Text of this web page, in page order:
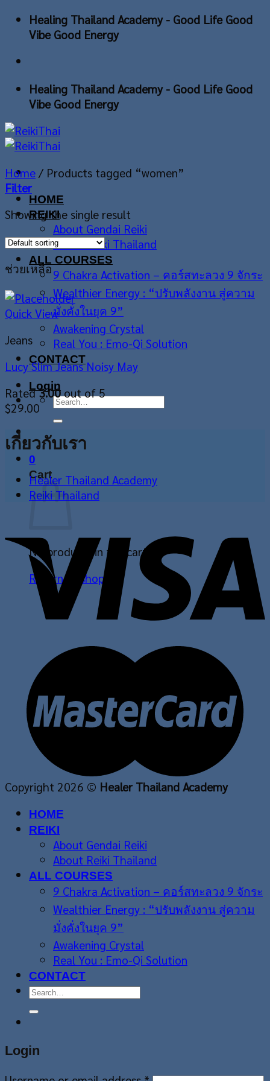
Skip
Healing Thailand Academy - Good Life Good
Vibe Good Energy
Healing Thailand Academy - Good Life Good
Vibe Good Energy
HOME
REIKI
About Gendai Reiki
About Reiki Thailand
ALL COURSES
9 Chakra Activation – คอร์สทะลวง 9 จักระ
Wealthier Energy : “ปรับพลังงาน สู่ความ
มั่งคั่งในยุค 9”
Awakening Crystal
Real You : Emo-Qi Solution
CONTACT
Login
Search
0
Cart
No products in the cart.
Return to shop
Home / Products tagged “women”
Filter
Showing the single result
ช่วยเหลือ
Quick View
Jeans
Lucy Slim Jeans Noisy May
Rated3.00out of 5
$29.00
เกี่ยวกับเรา
Healer Thailand Academy
Reiki Thailand
Copyright 2026 © Healer Thailand Academy
HOME
REIKI
About Gendai Reiki
About Reiki Thailand
ALL COURSES
9 Chakra Activation – คอร์สทะลวง 9 จักระ
Wealthier Energy : “ปรับพลังงาน สู่ความ
มั่งคั่งในยุค 9”
Awakening Crystal
Real You : Emo-Qi Solution
CONTACT
Search
Login